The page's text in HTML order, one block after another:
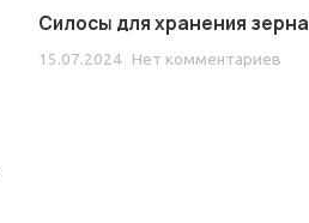
Силосы для хранения зерна
15.07.2024 Нет комментариев